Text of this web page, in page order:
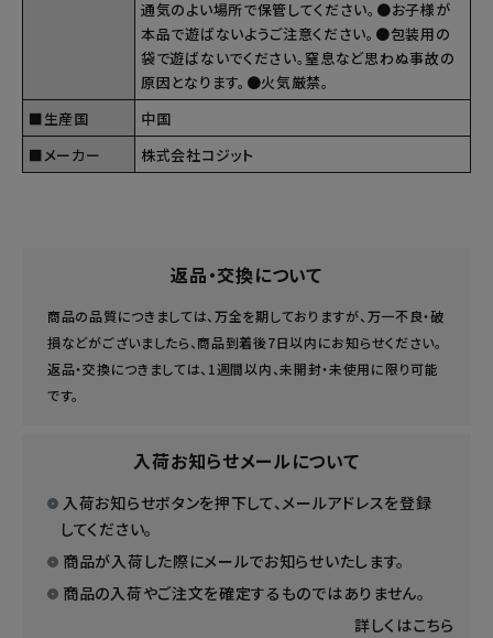
通気のよい場所で保管してください。●お子様が
本品で遊ばないようご注意ください。●包装用の
袋で遊ばないでください。窒息など思わぬ事故の
原因となります。●火気厳禁。
■生産国
中国
■メーカー
株式会社コジット
返品・交換について
商品の品質につきましては、万全を期しておりますが、万一不良・破
損などがございましたら、商品到着後7日以内にお知らせください。
返品・交換につきましては、1週間以内、未開封・未使用に限り可能
です。
入荷お知らせメールについて
入荷お知らせボタンを押下して、メールアドレスを登録
してください。
商品が入荷した際にメールでお知らせいたします。
商品の入荷やご注文を確定するものではありません。
詳しくはこちら